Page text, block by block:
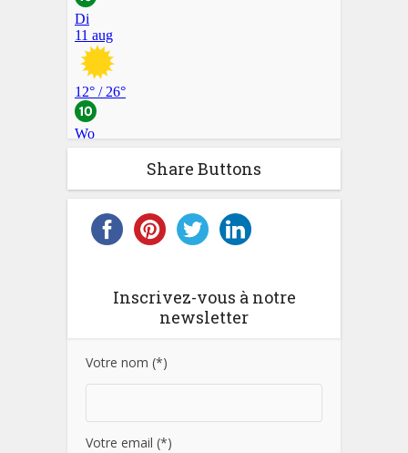
Share Buttons
Inscrivez-vous à notre
newsletter
Votre nom (*)
Votre email (*)